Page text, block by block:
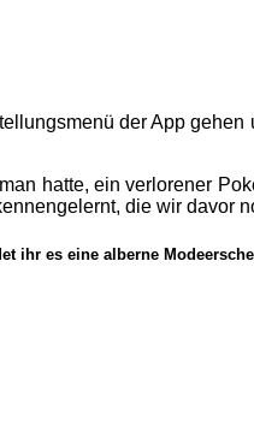
der App
hatte, ein verlorener
die wir davor
ihr es eine alberne